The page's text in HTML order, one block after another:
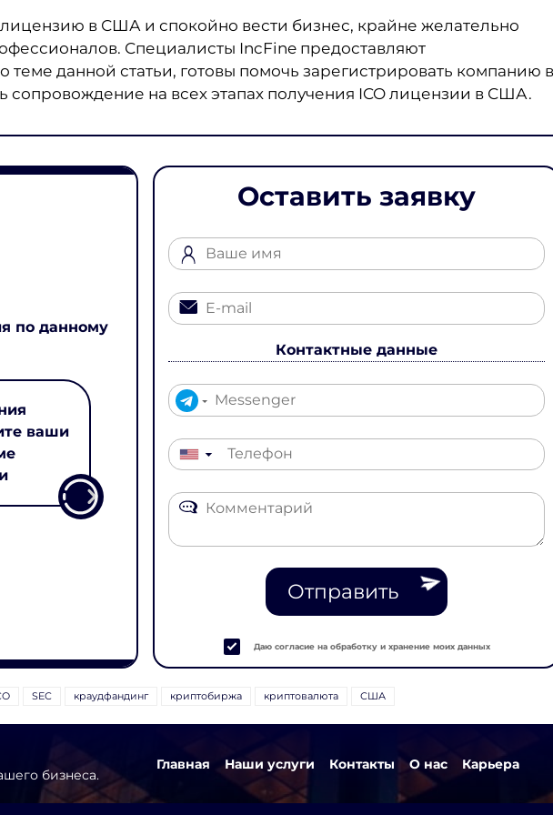
лицензию в США и спокойно вести бизнес, крайне желательно
Специалисты IncFine предоставляют
теме данной статьи, готовы помочь зарегистрировать компанию в
сопровождение на всех этапах получения ICO лицензии в США.
по данному
ваши
Оставить заявку
Контактные данные
▼
Отправить
Даю согласие на обработку и хранение моих данных
SEC краудфандинг криптобиржа криптовалюта США
бизнеса.
Главная Наши услуги Контакты О нас Карьера